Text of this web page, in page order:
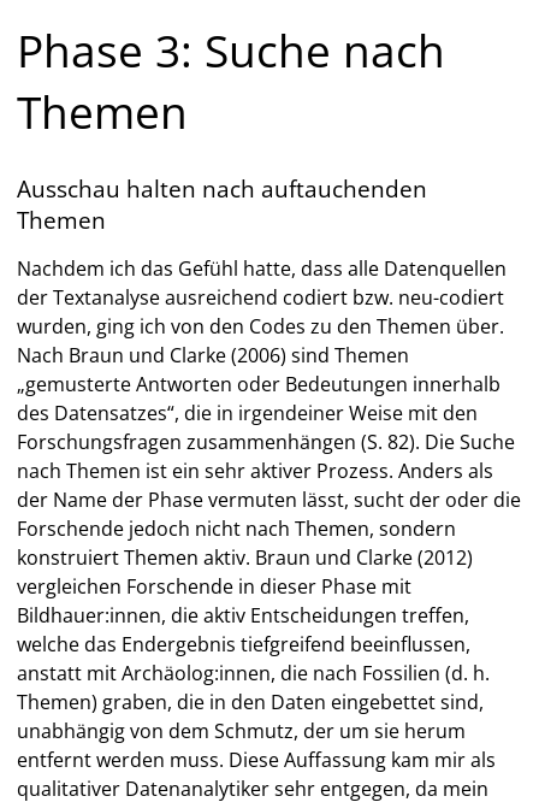
Phase 3: Suche nach
Themen
Ausschau halten nach auftauchenden
Themen
Nachdem ich das Gefühl hatte, dass alle Datenquellen
der Textanalyse ausreichend codiert bzw. neu-codiert
wurden, ging ich von den Codes zu den Themen über.
Nach Braun und Clarke (2006) sind Themen
„gemusterte Antworten oder Bedeutungen innerhalb
des Datensatzes“, die in irgendeiner Weise mit den
Forschungsfragen zusammenhängen (S. 82). Die Suche
nach Themen ist ein sehr aktiver Prozess. Anders als
der Name der Phase vermuten lässt, sucht der oder die
Forschende jedoch nicht nach Themen, sondern
konstruiert Themen aktiv. Braun und Clarke (2012)
vergleichen Forschende in dieser Phase mit
Bildhauer:innen, die aktiv Entscheidungen treffen,
welche das Endergebnis tiefgreifend beeinflussen,
anstatt mit Archäolog:innen, die nach Fossilien (d. h.
Themen) graben, die in den Daten eingebettet sind,
unabhängig von dem Schmutz, der um sie herum
entfernt werden muss. Diese Auffassung kam mir als
qualitativer Datenanalytiker sehr entgegen, da mein